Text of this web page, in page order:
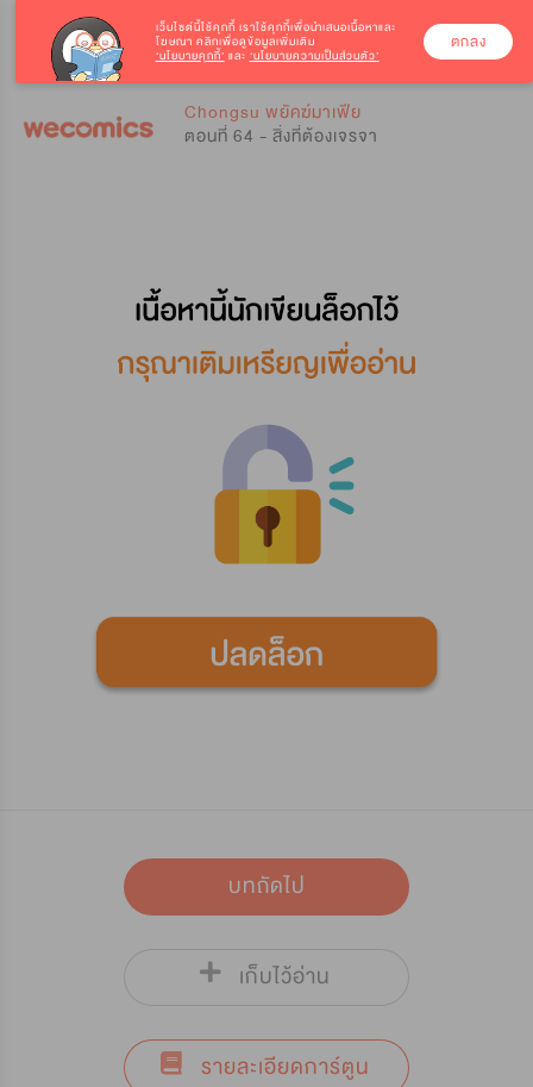
Chongsu พยัคฆ์มาเฟีย
ตอนที่ 64 - สิ่งที่ต้องเจรจา
บทถัดไป
เก็บไว้อ่าน
รายละเอียดการ์ตูน
เว็บไซต์นี้ใช้คุกกี้ เราใช้คุกกี้เพื่อนำเสนอเนื้อหาและ
โฆษณา คลิกเพื่อดูข้อมูลเพิ่มเติม
‘นโยบายคุกกี้’ และ ‘นโยบายความเป็นส่วนตัว’
ตกลง